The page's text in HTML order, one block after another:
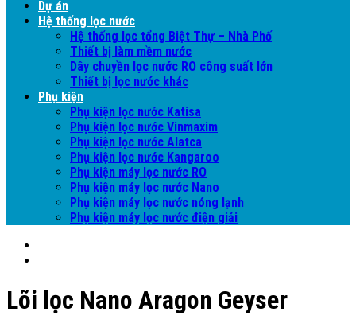
Dự án
Hệ thống lọc nước
Hệ thống lọc tổng Biệt Thự – Nhà Phố
Thiết bị làm mềm nước
Dây chuyền lọc nước RO công suất lớn
Thiết bị lọc nước khác
Phụ kiện
Phụ kiện lọc nước Katisa
Phụ kiện lọc nước Vinmaxim
Phụ kiện lọc nước Alatca
Phụ kiện lọc nước Kangaroo
Phụ kiện máy lọc nước RO
Phụ kiện máy lọc nước Nano
Phụ kiện máy lọc nước nóng lạnh
Phụ kiện máy lọc nước điện giải
Lõi lọc Nano Aragon Geyser